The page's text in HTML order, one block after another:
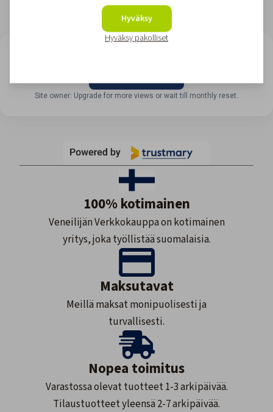
Site owner: Upgrade for more views or wait till monthly reset.
100% kotimainen
Veneilijän Verkkokauppa on kotimainen
yritys, joka työllistää suomalaisia.
Maksutavat
Meillä maksat monipuolisesti ja
turvallisesti.
Nopea toimitus
Varastossa olevat tuotteet 1-3 arkipäivää.
Tilaustuotteet yleensä 2-7 arkipäivää.
Hyväksy
Hyväksy pakolliset